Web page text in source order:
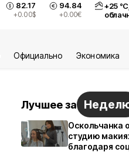
82.17
+0.00$
94.84
+0.00€
+25 °С,
Официально Экономика
Лучшее за
Оскольчанка
студию
благодаря